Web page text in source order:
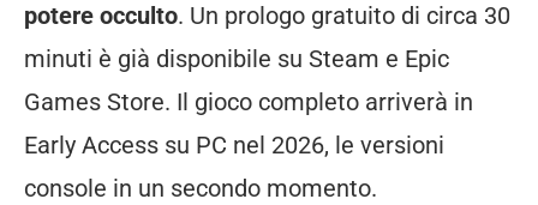
potere occulto. Un prologo gratuito di circa 30
minuti è già disponibile su Steam e Epic
Games Store. Il gioco completo arriverà in
Early Access su PC nel 2026, le versioni
console in un secondo momento.